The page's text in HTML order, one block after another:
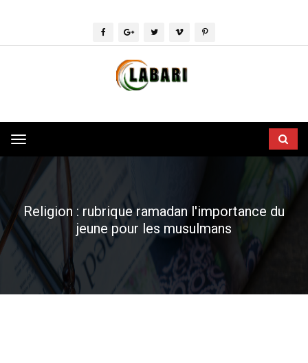
Toggle
navigation
Religion : rubrique ramadan l'importance du
jeune pour les musulmans